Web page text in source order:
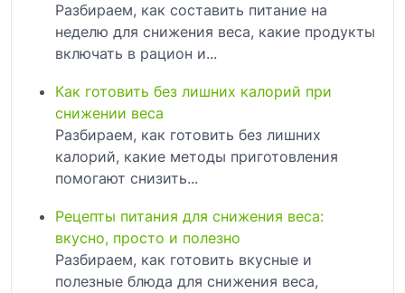
Разбираем, как составить питание на
неделю для снижения веса, какие продукты
включать в рацион и...
Как готовить без лишних калорий при
снижении веса
Разбираем, как готовить без лишних
калорий, какие методы приготовления
помогают снизить...
Рецепты питания для снижения веса:
вкусно, просто и полезно
Разбираем, как готовить вкусные и
полезные блюда для снижения веса,